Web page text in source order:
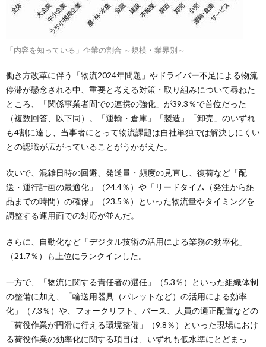
「内容を知っている」企業の割合 ～規模・業界別～
働き方改革に伴う「物流2024年問題」やドライバー不足による物流
停滞が懸念される中、重要と考える対策・取り組みについて尋ねた
ところ、「関係事業者間での連携の強化」が39.3％で首位だった
（複数回答、以下同）。「運輸・倉庫」「製造」「卸売」のいずれ
も4割に達し、当事者にとって物流課題は自社単独では解決しにくい
との認識が広がっていることがうかがえた。
次いで、混雑日時の回避、発送量・頻度の見直し、復荷など「配
送・運行計画の最適化」（24.4％）や「リードタイム（発注から納
品までの時間）の確保」（23.5％）といった物流量やタイミングを
調整する運用面での対応が並んだ。
さらに、自動化など「デジタル技術の活用による業務の効率化」
（21.7％）も上位にランクインした。
一方で、「物流に関する責任者の選任」（5.3％）といった組織体制
の整備に加え、「輸送用器具（パレットなど）の活用による効率
化」（7.3％）や、フォークリフト、バース、人員の適正配置などの
「荷役作業が円滑に行える環境整備」（9.8％）といった現場におけ
る荷役作業の効率化に関する項目は、いずれも低水準にとどまっ